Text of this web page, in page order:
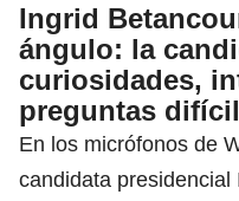
Ingrid
ángulo: la
curiosidades,
preguntas
En los micrófonos de
candidata